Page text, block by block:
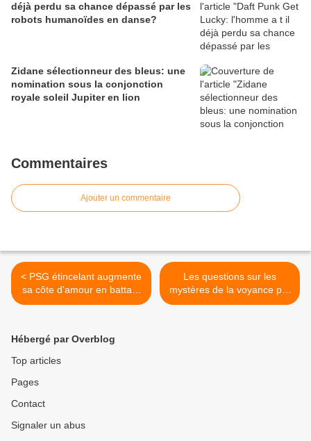
déjà perdu sa chance dépassé par les
robots humanoïdes en danse?
Zidane sélectionneur des bleus: une
nomination sous la conjonction
royale soleil Jupiter en lion
Commentaires
Ajouter un commentaire
< PSG étincelant augmente
sa côte d'amour en battant
le grand FC Barcelone le
Les questions sur les
mystères de la voyance par
David Mocq >
Hébergé par Overblog
Top articles
Pages
Contact
Signaler un abus